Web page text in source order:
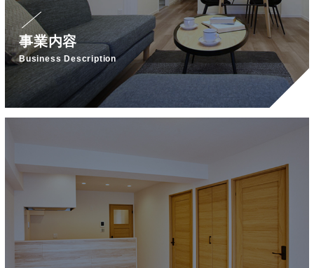
事業内容
Business Description